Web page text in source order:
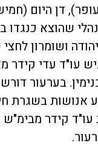
דן היום
שהוצא כנגדו
ושומרון
עדי קידר
בערעור
אנושות בשגרת
קידר מבימ"ש